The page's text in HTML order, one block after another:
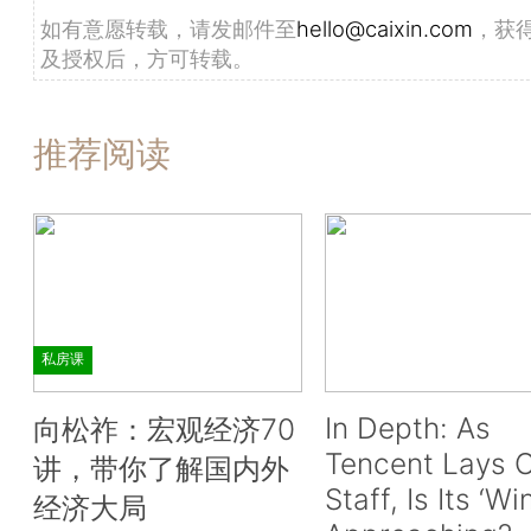
如有意愿转载，请发邮件至hello@caixin.com ，获
及授权后，方可转载。
推荐阅读
私房课
向松祚：宏观经济70
讲，带你了解国内外
经济大局
In Depth: As
Tencent Lays
Staff, Is Its